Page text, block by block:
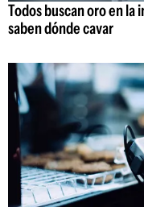
Todos buscan oro en
saben dónde cavar